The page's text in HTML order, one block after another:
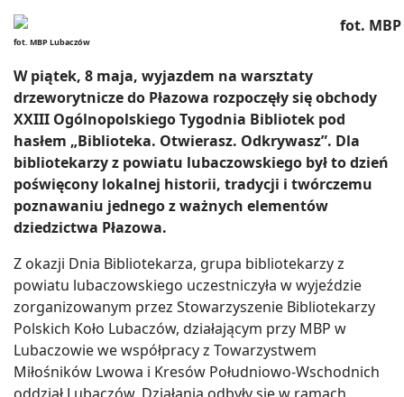
fot. MBP Lubaczów
W piątek, 8 maja, wyjazdem na warsztaty
drzeworytnicze do Płazowa rozpoczęły się obchody
XXIII Ogólnopolskiego Tygodnia Bibliotek pod
hasłem „Biblioteka. Otwierasz. Odkrywasz”. Dla
bibliotekarzy z powiatu lubaczowskiego był to dzień
poświęcony lokalnej historii, tradycji i twórczemu
poznawaniu jednego z ważnych elementów
dziedzictwa Płazowa.
Z okazji Dnia Bibliotekarza, grupa bibliotekarzy z
powiatu lubaczowskiego uczestniczyła w wyjeździe
zorganizowanym przez Stowarzyszenie Bibliotekarzy
Polskich Koło Lubaczów, działającym przy MBP w
Lubaczowie we współpracy z Towarzystwem
Miłośników Lwowa i Kresów Południowo-Wschodnich